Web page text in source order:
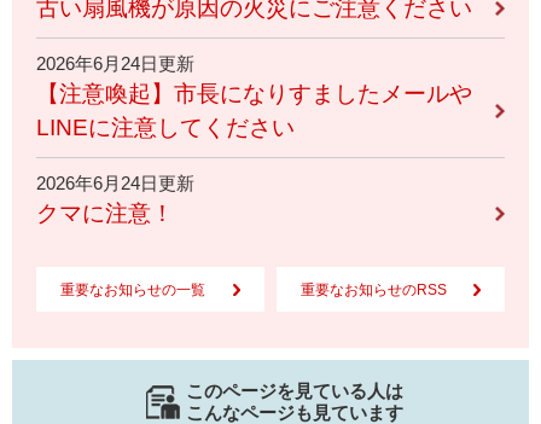
古い扇風機が原因の火災にご注意ください
2026年6月24日更新
【注意喚起】市長になりすましたメールや
LINEに注意してください
2026年6月24日更新
クマに注意！
重要なお知らせの一覧 重要なお知らせのRSS
このページを見ている人は
こんなページも見ています